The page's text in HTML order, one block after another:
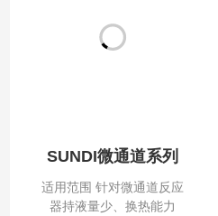
SUNDI微通道系列
适用范围 针对微通道反应
器持液量少、换热能⼒